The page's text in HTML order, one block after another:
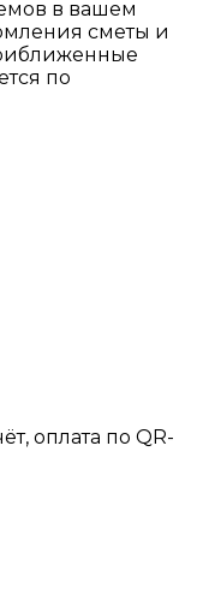
в вашем
сметы и
по
оплата по QR-